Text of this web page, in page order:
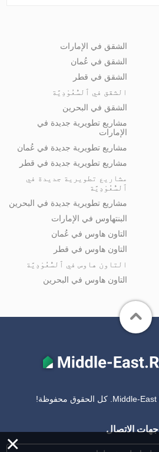
الشقق في الإمارات
الشقق في عُمان
الشقق في قطر
الشقق في ٱلسُّعُوْدِيَّة
الشقق في البحرين
مشاريع تطويرية جديدة في
الإمارات
مشاريع تطويرية جديدة في عُمان
مشاريع تطويرية جديدة في قطر
مشاريع تطويرية جديدة في
ٱلسُّعُوْدِيَّة
مشاريع تطويرية جديدة في البحرين
البنتهاوس في الإمارات
التاون هاوس في عُمان
التاون هاوس في قطر
التاون هاوس في ٱلسُّعُوْدِيَّة
التاون هاوس في البحرين
جهات الاتصال
×